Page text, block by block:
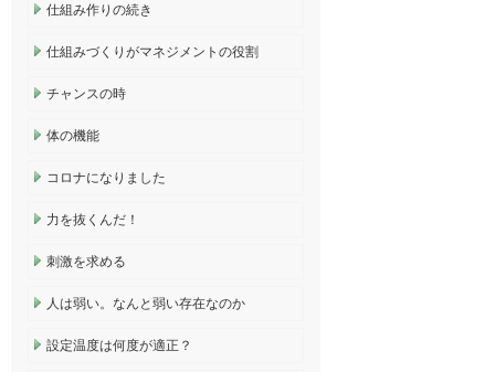
仕組み作りの続き
仕組みづくりがマネジメントの役割
チャンスの時
体の機能
コロナになりました
力を抜くんだ！
刺激を求める
人は弱い。なんと弱い存在なのか
設定温度は何度が適正？